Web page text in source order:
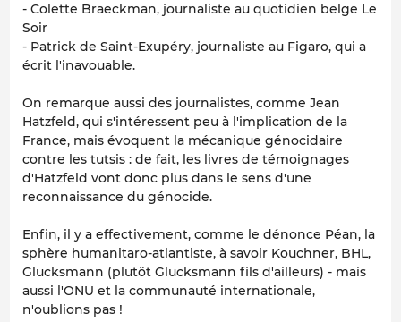
- Colette Braeckman, journaliste au quotidien belge Le
Soir
- Patrick de Saint-Exupéry, journaliste au Figaro, qui a
écrit l'inavouable.
On remarque aussi des journalistes, comme Jean
Hatzfeld, qui s'intéressent peu à l'implication de la
France, mais évoquent la mécanique génocidaire
contre les tutsis : de fait, les livres de témoignages
d'Hatzfeld vont donc plus dans le sens d'une
reconnaissance du génocide.
Enfin, il y a effectivement, comme le dénonce Péan, la
sphère humanitaro-atlantiste, à savoir Kouchner, BHL,
Glucksmann (plutôt Glucksmann fils d'ailleurs) - mais
aussi l'ONU et la communauté internationale,
n'oublions pas !